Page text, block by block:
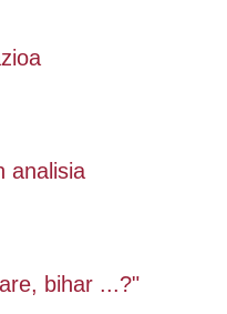
analisia
bihar ...?"